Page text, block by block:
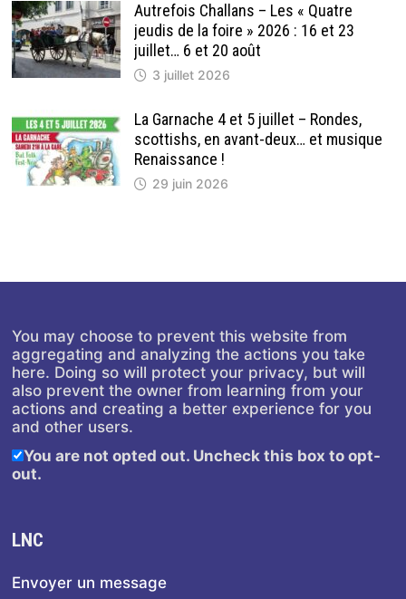
Autrefois Challans – Les « Quatre
jeudis de la foire » 2026 : 16 et 23
juillet… 6 et 20 août
3 juillet 2026
La Garnache 4 et 5 juillet – Rondes,
scottishs, en avant-deux… et musique
Renaissance !
29 juin 2026
You may choose to prevent this website from
aggregating and analyzing the actions you take
here. Doing so will protect your privacy, but will
also prevent the owner from learning from your
actions and creating a better experience for you
and other users.
You are not opted out. Uncheck this box to opt-
out.
LNC
Envoyer un message